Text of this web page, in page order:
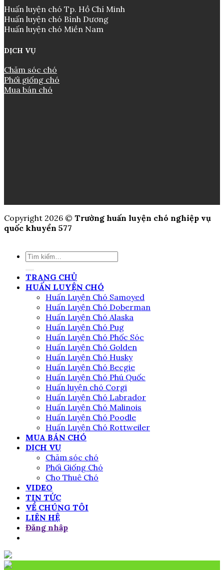
Huấn luyện chó Tp. Hồ Chí Minh
Huấn luyện chó Bình Dương
Huấn luyện chó Miền Nam
DỊCH VỤ
Chăm sóc chó
Phối giống chó
Mua bán chó
Copyright 2026 © Trường huấn luyện chó nghiệp vụ
quốc khuyển 577
TRANG CHỦ
HUẤN LUYỆN CHÓ
Huấn Luyện Chó Samoyed
Huấn Luyện Chó Doberman
Huấn Luyện Chó Alaska
Huấn Luyện Chó Pug
Huấn Luyện Chó Phốc Sóc
Huấn Luyện Chó Golden
Huấn Luyện Chó Husky
Huấn Luyện Chó Becgie
Huấn Luyện Chó Phú Quốc
Huấn luyện chó Corgi
Huấn Luyện Chó Labrador
Huấn Luyện Chó Malinois
Huấn Luyện Chó Poodle
Huấn Luyện Chó Rottweiler
MUA BÁN CHÓ
DỊCH VỤ
Chăm sóc chó
Phối Giống Chó
Cho Thuê Chó
VIDEO
TIN TỨC
VỀ CHÚNG TÔI
LIÊN HỆ
Đăng nhập